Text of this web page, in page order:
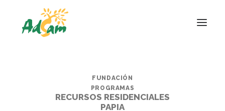
FUNDACIÓN
PROGRAMAS
RECURSOS RESIDENCIALES
PAPIA